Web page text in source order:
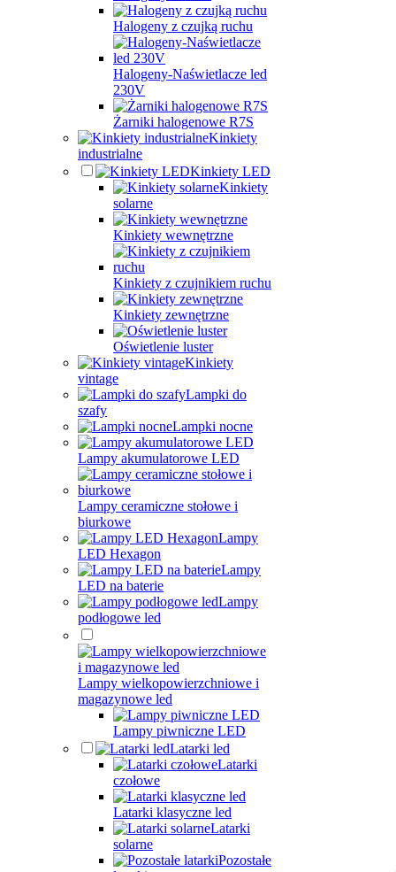
Halogeny z czujką ruchu
Halogeny-Naświetlacze led
230V
Żarniki halogenowe R7S
Kinkiety
industrialne
Kinkiety LED
Kinkiety
solarne
Kinkiety wewnętrzne
Kinkiety z czujnikiem ruchu
Kinkiety zewnętrzne
Oświetlenie luster
Kinkiety
vintage
Lampki do
szafy
Lampki nocne
Lampy akumulatorowe LED
Lampy ceramiczne stołowe i
biurkowe
Lampy
LED Hexagon
Lampy
LED na baterie
Lampy
podłogowe led
Lampy wielkopowierzchniowe i
magazynowe led
Lampy piwniczne LED
Latarki led
Latarki
czołowe
Latarki klasyczne led
Latarki
solarne
Pozostałe